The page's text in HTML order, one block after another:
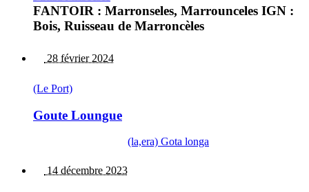
FANTOIR : Marronseles, Marrounceles IGN :
Bois, Ruisseau de Marroncèles
28 février 2024
(Le Port)
Goute Loungue
(la,era) Gota longa
14 décembre 2023